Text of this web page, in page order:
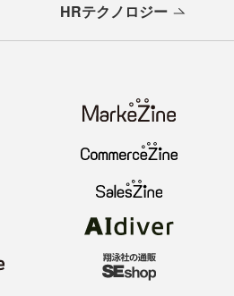
HRテクノロジー